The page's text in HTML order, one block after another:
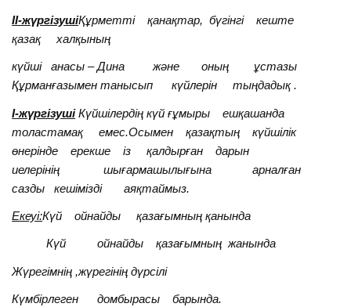
II-жүргізушіҚұрметті қанақтар, бүгінгі кеште
қазақ халқының
күйші анасы – Дина және оның ұстазы
Құрманғазымен танысып күйлерін тыңдадық .
I-жүргізушіКүйшілердің күй ғұмыры ешқашанда
толастамақ емес.Осымен қазақтың күйшілік
өнерінде ерекше із қалдырған дарын
иелерінің шығармашылығына арналған
сазды кешімізді аяқтаймыз.
Екеуі:Күй ойнайды қазағымның қанында
Күй ойнайды қазағымның жанында
Жүрегімнің ,жүрегінің дүрсілі
Күмбірлеген домбырасы барында.